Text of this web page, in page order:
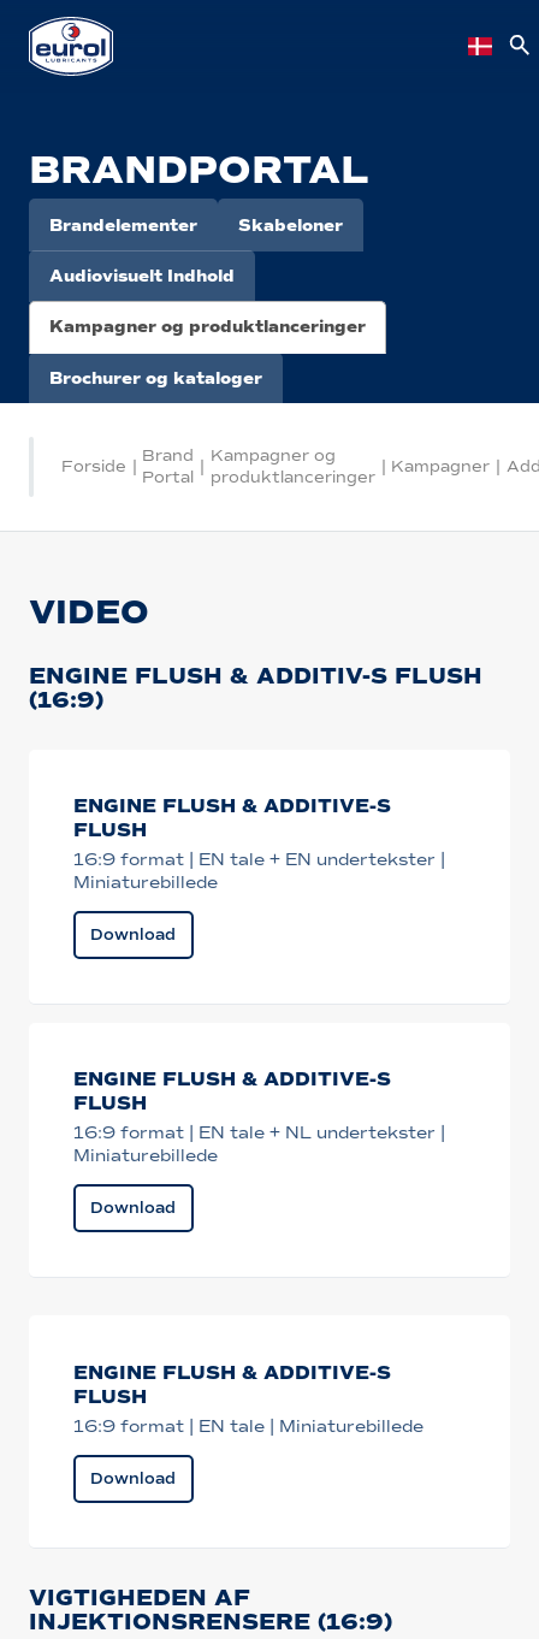
BRANDPORTAL
Brandelementer Skabeloner
Audiovisuelt Indhold
Kampagner og produktlanceringer
Brochurer og kataloger
Forside |
Brand
Portal
|
Kampagner og
produktlanceringer
| Kampagner |
VIDEO
ENGINE FLUSH & ADDITIV-S FLUSH
(16:9)
ENGINE FLUSH & ADDITIVE-S
FLUSH
16:9 format | EN tale + EN undertekster |
Miniaturebillede
Download
ENGINE FLUSH & ADDITIVE-S
FLUSH
16:9 format | EN tale + NL undertekster |
Miniaturebillede
Download
ENGINE FLUSH & ADDITIVE-S
FLUSH
16:9 format | EN tale | Miniaturebillede
Download
VIGTIGHEDEN AF
INJEKTIONSRENSERE (16:9)